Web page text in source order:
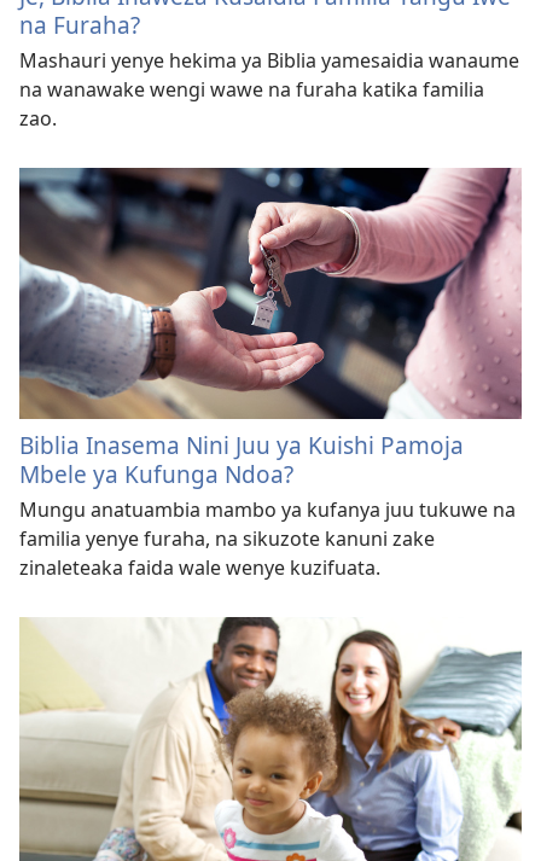
na Furaha?
Mashauri yenye hekima ya Biblia yamesaidia wanaume
na wanawake wengi wawe na furaha katika familia
zao.
Biblia Inasema Nini Juu ya Kuishi Pamoja
Mbele ya Kufunga Ndoa?
Mungu anatuambia mambo ya kufanya juu tukuwe na
familia yenye furaha, na sikuzote kanuni zake
zinaleteaka faida wale wenye kuzifuata.